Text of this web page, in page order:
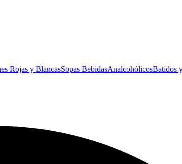
Rojas y BlancasSopas BebidasAnalcohólicosBatidos